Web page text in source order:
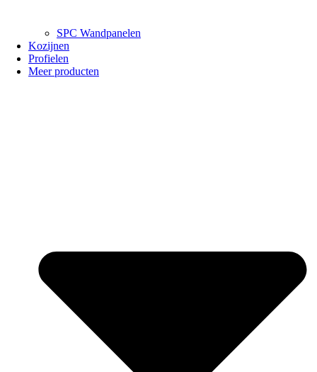
SPC Wandpanelen
Kozijnen
Profielen
Meer producten